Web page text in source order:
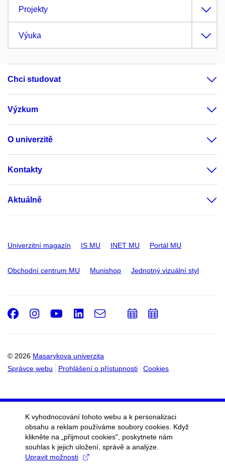
Projekty
Výuka
Chci studovat
Výzkum
O univerzitě
Kontakty
Aktuálně
Univerzitní magazín IS MU INET MU Portál MU
Obchodní centrum MU Munishop Jednotný vizuální styl
© 2026 Masarykova univerzita
Správce webu
Prohlášení o přístupnosti Cookies
Facebook
Instagram
Youtube
LinkedIn
e-
PřidatPřidat
K vyhodnocování tohoto webu a k personalizaci
obsahu a reklam používáme soubory cookies. Když
klikněte na „přijmout cookies", poskytnete nám
souhlas k jejich uložení, správě a analýze.
Upravit možnosti